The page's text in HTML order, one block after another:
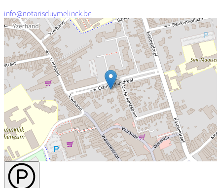
info@notarisduymelinck.be